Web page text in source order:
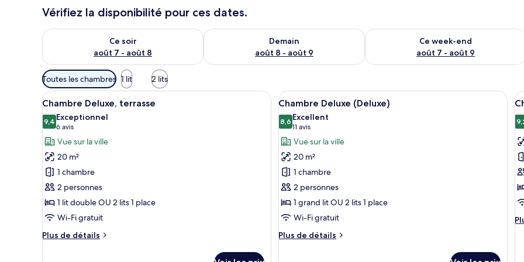
Vérifiez la disponibilité pour ces dates.
Ce soir
août 7 - août 8
Vérifier la disponibilité pour ce soir août 7 - août 8
Demain
août 8 - août 9
Vérifier la disponibilité pour demain août 8 - août 9
Ce week-end
août 7 - août 9
Vérifier la disponibilité pour ce week-
Filtres
disponibles
pour
les
chambres
Toutes les chambres 1 lit 2 lits
Afficher
toutes
les
photos
pour
ce
type
de
chambre :
Chambre
Deluxe,
Une chambre d’hôtel avec un grand lit, un téléviseur fixé au mur et un balcon offrant une vue sur la ville.
6
Chambre Deluxe, terrasse
9,49,4 sur 10
Exceptionnel
6 avis
(6 avis)
Vue sur la ville
20 m²
1 chambre
2 personnes
1 lit double OU 2 lits 1 place
Wi-Fi gratuit
Plus de détails
Plus
Afficher
toutes
les
photos
pour
ce
type
de
chambre :
Chambre
Deluxe
Une chambre d’hôtel avec un grand
7
Chambre Deluxe (Deluxe)
8,68,6 sur 10
Excellent
11 avis
(11 avis)
Vue sur la ville
20 m²
1 chambre
2 personnes
1 grand lit OU 2 lits 1 place
Wi-Fi gratuit
Plus de détails
Plus